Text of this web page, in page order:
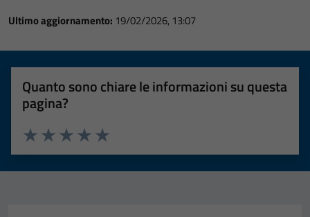
Ultimo aggiornamento: 19/02/2026, 13:07
Quanto sono chiare le informazioni su questa
pagina?
Valuta 5 stelle su 5
Valuta 4 stelle su 5
Valuta 3 stelle su 5
Valuta 2 stelle su 5
Valuta 1 stelle su 5